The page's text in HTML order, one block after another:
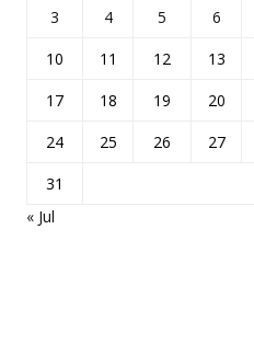
3
4 5 6
10
11 12 13
17
18 19 20
24
25 26 27
31
« Jul